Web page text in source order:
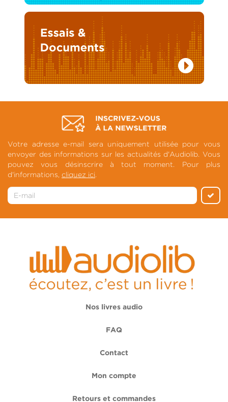
Votre adresse e-mail sera uniquement utilisée pour vous
envoyer des informations sur les actualités d'Audiolib. Vous
pouvez vous désinscrire à tout moment. Pour plus
d'informations, cliquez ici.
Nos livres audio
FAQ
Contact
Mon compte
Retours et commandes